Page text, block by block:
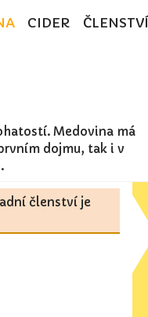
CIDER ČLENSTVÍ
Medovina má
dojmu, tak i v
členství je